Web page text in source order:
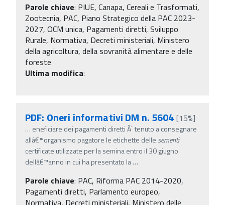
Parole chiave: PIUE, Canapa, Cereali e Trasformati,
Zootecnia, PAC, Piano Strategico della PAC 2023-
2027, OCM unica, Pagamenti diretti, Sviluppo
Rurale, Normativa, Decreti ministeriali, Ministero
della agricoltura, della sovranità alimentare e delle
foreste
Ultima modifica:
PDF: Oneri informativi DM n. 5604 [15%]
… eneficiare dei pagamenti diretti Ã¨ tenuto a consegnare
allâ€™organismo pagatore le etichette delle sementi
certificate utilizzate per la semina entro il 30 giugno
dellâ€™anno in cui ha presentato la…
Parole chiave: PAC, Riforma PAC 2014-2020,
Pagamenti diretti, Parlamento europeo,
Normativa, Decreti ministeriali, Ministero delle